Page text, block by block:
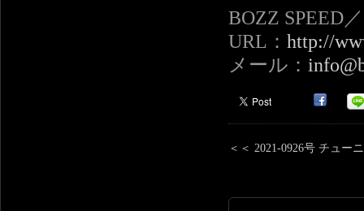
BOZZ SPEED
URL： http://
メール：
＜＜ 2021-0926号 チュー